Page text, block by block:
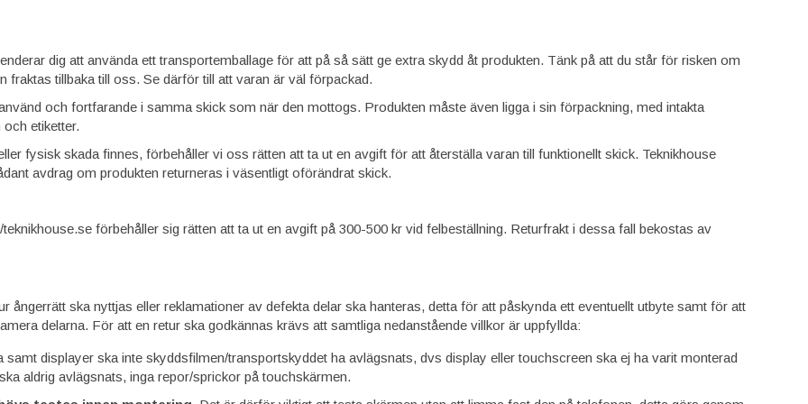
dig att använda ett transportemballage för att på så sätt ge extra skydd åt produkten. Tänk på att du står för risken om
fraktas tillbaka till oss. Se därför till att varan är väl förpackad.
och fortfarande i samma skick som när den mottogs. Produkten måste även ligga i sin förpackning, med intakta
etiketter.
fysisk skada finnes, förbehåller vi oss rätten att ta ut en avgift för att återställa varan till funktionellt skick. Teknikhouse
avdrag om produkten returneras i väsentligt oförändrat skick.
förbehåller sig rätten att ta ut en avgift på 300-500 kr vid felbeställning. Returfrakt i dessa fall bekostas av
ångerrätt ska nyttjas eller reklamationer av defekta delar ska hanteras, detta för att påskynda ett eventuellt utbyte samt för att
delarna. För att en retur ska godkännas krävs att samtliga nedanstående villkor är uppfyllda:
samt displayer ska inte skyddsfilmen/transportskyddet ha avlägsnats, dvs display eller touchscreen ska ej ha varit monterad
aldrig avlägsnats, inga repor/sprickor på touchskärmen.